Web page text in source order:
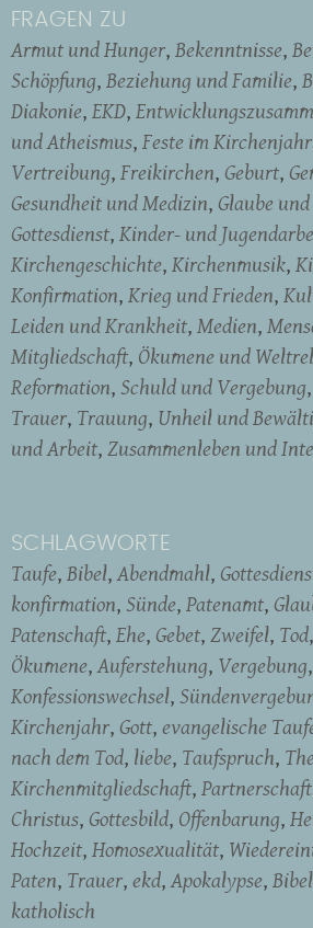
FRAGEN ZU
Armut und Hunger Bekenntnisse
Schöpfung Beziehung und Familie
Diakonie EKD
und Atheismus Feste im Kirchenjahr
Vertreibung Freikirchen Geburt
Gesundheit und Medizin Glaube
Gottesdienst Kinder- und
Kirchengeschichte Kirchenmusik
Konfirmation Krieg und Frieden
Leiden und Krankheit Medien
Mitgliedschaft Ökumene und
Reformation Schuld und Vergebung
Trauer Trauung Unheil und
und Arbeit Zusammenleben und
SCHLAGWORTE
Taufe Bibel Abendmahl
konfirmation Sünde Patenamt
Patenschaft Ehe Gebet Zweifel Tod
Ökumene Auferstehung Vergebung
Konfessionswechsel
Kirchenjahr Gott evangelische
nach dem Tod liebe Taufspruch
Kirchenmitgliedschaft Partnerschaft
Christus Gottesbild Offenbarung
Hochzeit Homosexualität
Paten Trauer ekd Apokalypse
katholisch